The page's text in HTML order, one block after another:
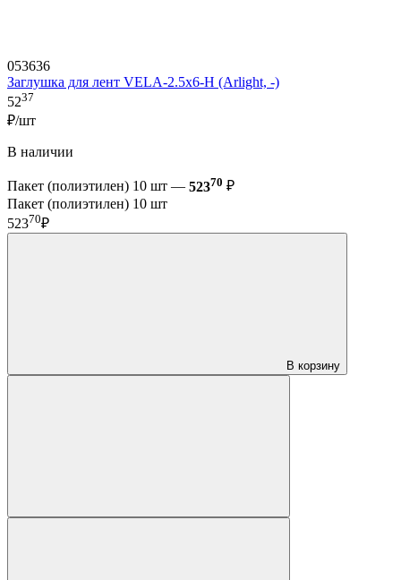
053636
Заглушка для лент VELA-2.5x6-H (Arlight, -)
5237
₽/шт
В наличии
Пакет (полиэтилен) 10 шт — 52370 ₽
Пакет (полиэтилен) 10 шт
52370₽
В корзину